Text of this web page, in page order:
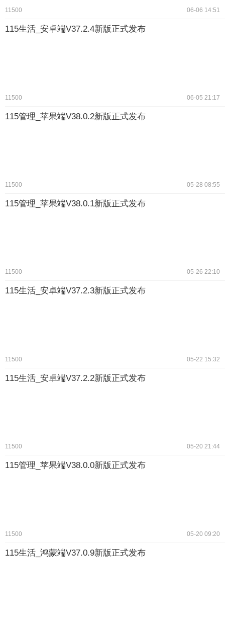
11500 06-06 14:51
115生活_安卓端V37.2.4新版正式发布
11500 06-05 21:17
115管理_苹果端V38.0.2新版正式发布
11500 05-28 08:55
115管理_苹果端V38.0.1新版正式发布
11500 05-26 22:10
115生活_安卓端V37.2.3新版正式发布
11500 05-22 15:32
115生活_安卓端V37.2.2新版正式发布
11500 05-20 21:44
115管理_苹果端V38.0.0新版正式发布
11500 05-20 09:20
115生活_鸿蒙端V37.0.9新版正式发布